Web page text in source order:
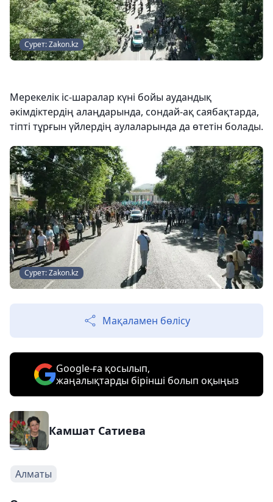
Сурет: Zakon.kz
Мерекелік іс-шаралар күні бойы аудандық
әкімдіктердің алаңдарында, сондай-ақ саябақтарда,
тіпті тұрғын үйлердің аулаларында да өтетін болады.
Сурет: Zakon.kz
Мақаламен бөлісу
Google-ға қосылып,
жаңалықтарды бірінші болып оқыңыз
Камшат Сатиева
Алматы